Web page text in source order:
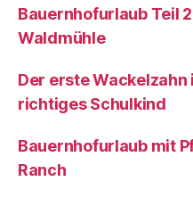
Bauernhofurlaub Teil
Waldmühle
Der erste Wackelzahn
richtiges Schulkind
Bauernhofurlaub mit
Ranch